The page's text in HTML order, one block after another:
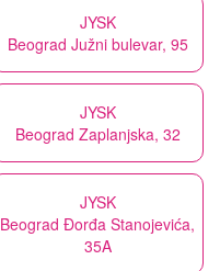
JYSK
Beograd Južni bulevar, 95
JYSK
Beograd Zaplanjska, 32
JYSK
Beograd Đorđa Stanojevića,
35A